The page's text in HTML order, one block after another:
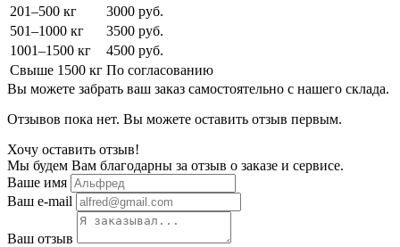
201–500 кг
3000 руб.
501–1000 кг
3500 руб.
1001–1500 кг
4500 руб.
Свыше 1500 кг По согласованию
Вы можете забрать ваш заказ самостоятельно с нашего склада.
Отзывов пока нет. Вы можете оставить отзыв первым.
Хочу оставить отзыв!
Мы будем Вам благодарны за отзыв о заказе и сервисе.
Ваше имя
Ваш e-mail
Ваш отзыв